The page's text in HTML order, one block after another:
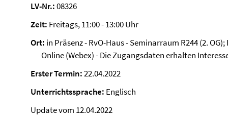
LV-Nr.:08326
Zeit: Freitags, 11:00 - 13:00 Uhr
Ort: in Präsenz - RvO-Haus - Seminarraum R244 (2.
Online (Webex) - Die Zugangsdaten erhalten
Erster Termin:22.04.2022
Unterrichtssprache: Englisch
Update vom 12.04.2022